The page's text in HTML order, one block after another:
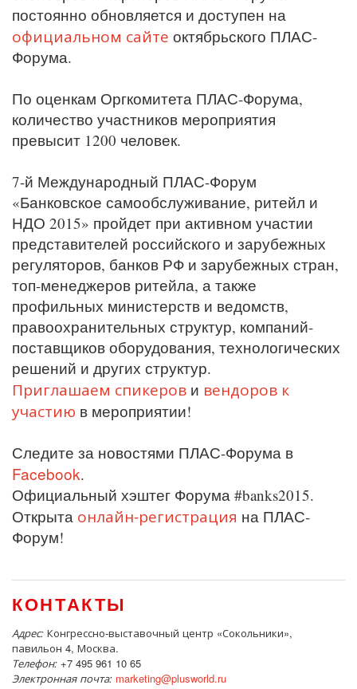
постоянно обновляется и доступен на
официальном сайте октябрьского ПЛАС-
Форума.
По оценкам Оргкомитета ПЛАС-Форума,
количество участников мероприятия
превысит 1200 человек.
7-й Международный ПЛАС-Форум
«Банковское самообслуживание, ритейл и
НДО 2015» пройдет при активном участии
представителей российского и зарубежных
регуляторов, банков РФ и зарубежных стран,
топ-менеджеров ритейла, а также
профильных министерств и ведомств,
правоохранительных структур, компаний-
поставщиков оборудования, технологических
решений и других структур.
Приглашаем спикеров и вендоров к
участию в мероприятии!
Следите за новостями ПЛАС-Форума в
Facebook.
Официальный хэштег Форума #banks2015.
Открыта онлайн-регистрация на ПЛАС-
Форум!
КОНТАКТЫ
Адрес: Конгрессно-выставочный центр «Сокольники»,
павильон 4, Москва.
Телефон: +7 495 961 10 65
Электронная почта: marketing@plusworld.ru